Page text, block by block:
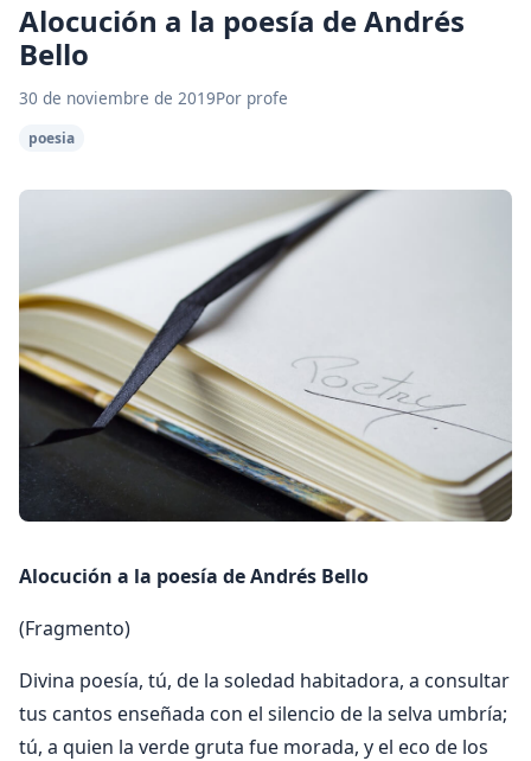
Alocución a la poesía de Andrés
Bello
30 de noviembre de 2019Por profe
poesia
Alocución a la poesía de Andrés Bello
(Fragmento)
Divina poesía, tú, de la soledad habitadora, a consultar
tus cantos enseñada con el silencio de la selva umbría;
tú, a quien la verde gruta fue morada, y el eco de los